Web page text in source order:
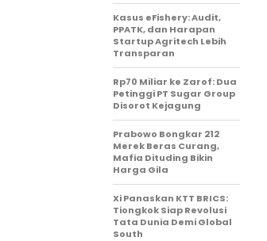
Kasus eFishery: Audit,
PPATK, dan Harapan
Startup Agritech Lebih
Transparan
Rp70 Miliar ke Zarof: Dua
Petinggi PT Sugar Group
Disorot Kejagung
Prabowo Bongkar 212
Merek Beras Curang,
Mafia Dituding Bikin
Harga Gila
Xi Panaskan KTT BRICS:
Tiongkok Siap Revolusi
Tata Dunia Demi Global
South